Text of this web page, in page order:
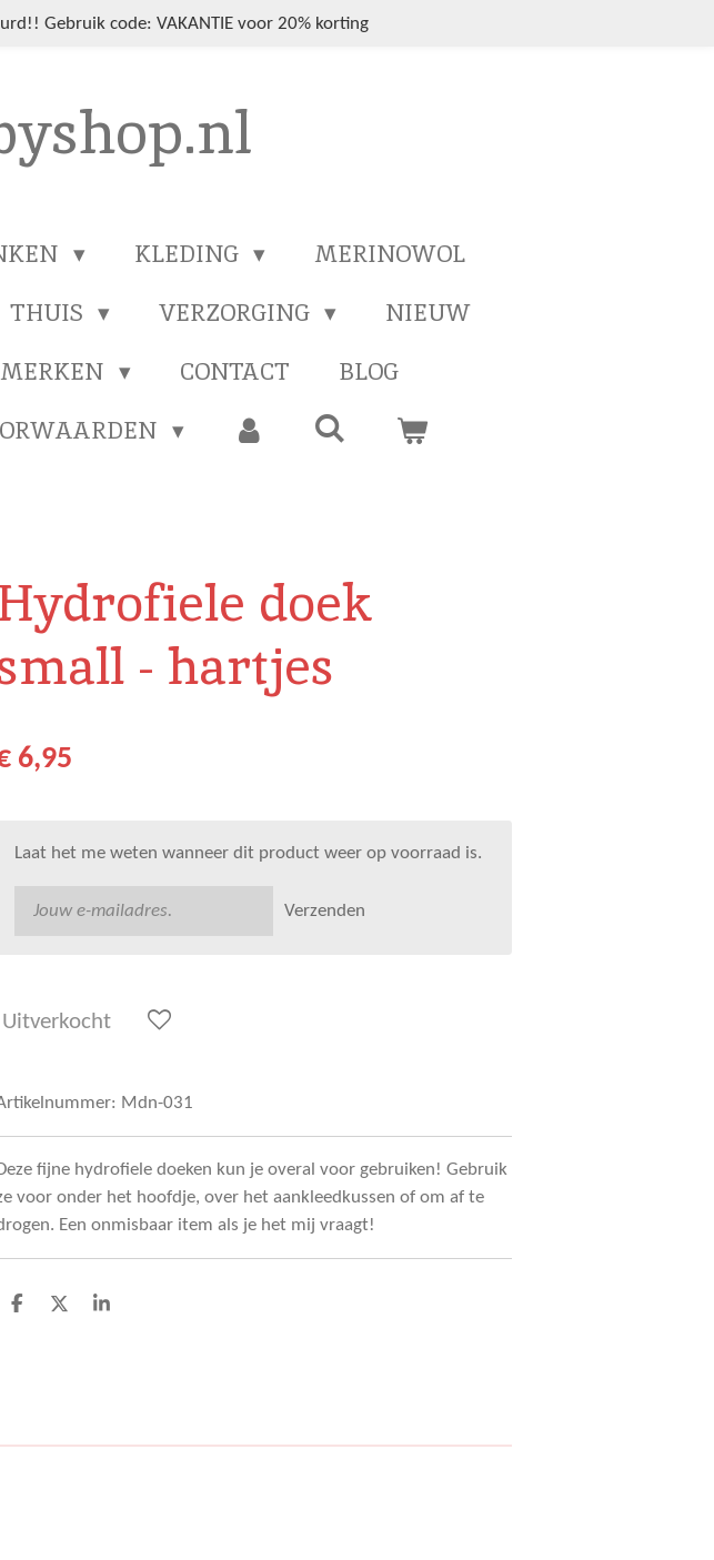
Gebruik code: VAKANTIE voor 20% korting
KLEDING
MERINOWOL
THUIS VERZORGING
NIEUW
MERKEN CONTACT
BLOG
doek
- hartjes
6,95
Laat het me weten wanneer dit product weer op voorraad is.
Verzenden
Uitverkocht
Mdn-031
fijne hydrofiele doeken kun je overal voor gebruiken! Gebruik
voor onder het hoofdje, over het aankleedkussen of om af te
Een onmisbaar item als je het mij vraagt!
D
D
S